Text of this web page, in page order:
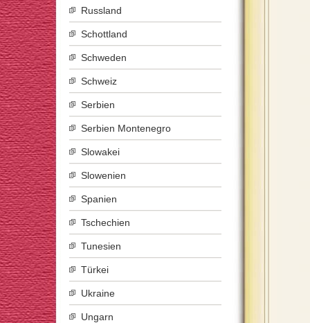
Russland
Schottland
Schweden
Schweiz
Serbien
Serbien Montenegro
Slowakei
Slowenien
Spanien
Tschechien
Tunesien
Türkei
Ukraine
Ungarn